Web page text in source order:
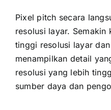
Pixel pitch secara
resolusi layar. Sеmаkіn
tinggi resolusi layar
menampilkan detail
resolusi уаng lеbіh
sumber daya dаn